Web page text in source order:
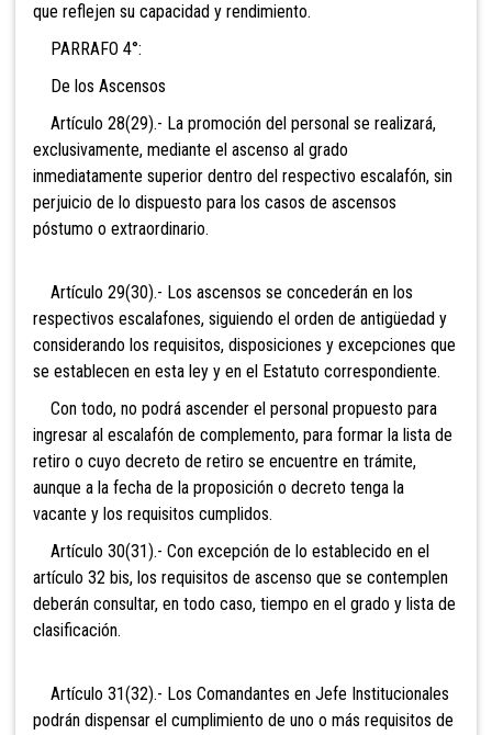
que reflejen su capacidad y rendimiento.
PARRAFO 4°:
De los Ascensos
Artículo 28(29).- La promoción del personal se realizará,
exclusivamente, mediante el ascenso al grado
inmediatamente superior dentro del respectivo escalafón, sin
perjuicio de lo dispuesto para los casos de ascensos
póstumo o extraordinario.
Artículo 29(30).- Los ascensos se concederán en los
respectivos escalafones, siguiendo el orden de antigüedad y
considerando los requisitos, disposiciones y excepciones que
se establecen en esta ley y en el Estatuto correspondiente.
Con todo, no podrá ascender el personal propuesto para
ingresar al escalafón de complemento, para formar la lista de
retiro o cuyo decreto de retiro se encuentre en trámite,
aunque a la fecha de la proposición o decreto tenga la
vacante y los requisitos cumplidos.
Artículo 30(31).- Con excepción de lo establecido en el
artículo 32 bis, los requisitos de ascenso que se contemplen
deberán consultar, en todo caso, tiempo en el grado y lista de
clasificación.
Artículo 31(32).- Los Comandantes en Jefe Institucionales
podrán dispensar el cumplimiento de uno o más requisitos de